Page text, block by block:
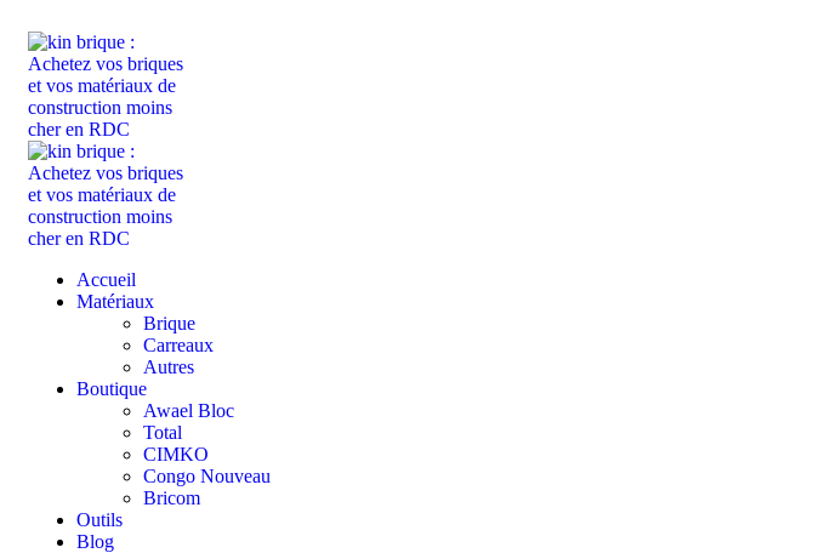
Accueil
Matériaux
Brique
Carreaux
Autres
Boutique
Awael Bloc
Total
CIMKO
Congo Nouveau
Bricom
Outils
Blog